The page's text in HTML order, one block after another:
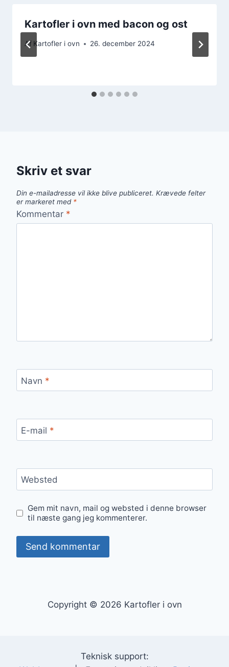
Kartofler i ovn med bacon og ost
Af Kartofler i ovn 26. december 2024
Skriv et svar
Din e-mailadresse vil ikke blive publiceret. Krævede felter
er markeret med *
Kommentar *
Navn *
E-mail *
Websted
Gem mit navn, mail og websted i denne browser
til næste gang jeg kommenterer.
Copyright © 2026 Kartofler i ovn
Teknisk support: